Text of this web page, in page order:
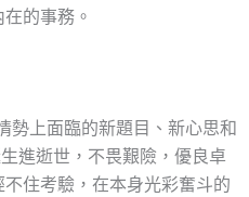
的事務。
勢上面臨的新題目、新心思和
進逝世，不畏艱險，優良卓
住考驗，在本身光彩奮斗的